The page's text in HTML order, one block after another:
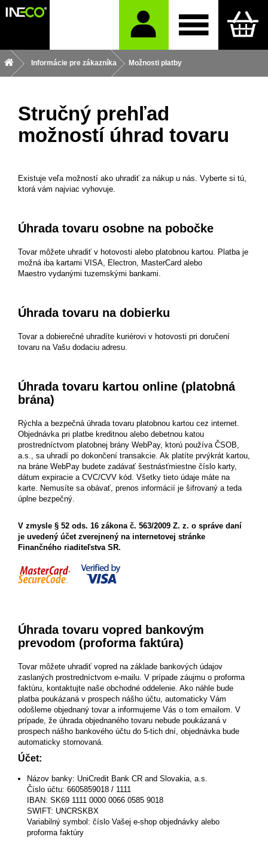
Informácie pre zákazníka Možnosti platby
Stručný prehľad
možností úhrad tovaru
Existuje veľa možností ako uhradiť za nákup u nás. Vyberte si tú,
ktorá vám najviac vyhovuje.
Úhrada tovaru osobne na pobočke
Tovar môžete uhradiť v hotovosti alebo platobnou kartou. Platba je
možná iba kartami VISA, Electron, MasterCard alebo
Maestro vydanými tuzemskými bankami.
Úhrada tovaru na dobierku
Tovar a dobierečné uhradíte kuriérovi v hotovosti pri doručení
tovaru na Vašu dodaciu adresu.
Úhrada tovaru kartou online (platobná
brána)
Rýchla a bezpečná úhrada tovaru platobnou kartou cez internet.
Objednávka pri platbe kreditnou alebo debetnou katou
prostredníctvom platobnej brány WebPay, ktorú používa ČSOB,
a.s., sa uhradí po dokončení transakcie. Ak platíte prvýkrát kartou,
na bráne WebPay budete zadávať šestnásťmiestne číslo karty,
dátum expiracie a CVC/CVV kód. Všetky tieto údaje máte na
karte. Nemusíte sa obávať, prenos informácií je šifrovaný a teda
úplne bezpečný.
V zmysle § 52 ods. 16 zákona č. 563/2009 Z. z. o správe daní
je uvedený účet zverejnený na internetovej stránke
Finančného riaditeľstva SR.
Úhrada tovaru vopred bankovým
prevodom (proforma faktúra)
Tovar môžete uhradiť vopred na základe bankových údajov
zaslaných prostredníctvom e-mailu. V prípade záujmu o proforma
faktúru, kontaktujte naše obchodné oddelenie. Ako náhle bude
platba poukázaná v prospech nášho účtu, automaticky Vám
odošleme objednaný tovar a informujeme Vás o tom emailom. V
prípade, že úhrada objednaného tovaru nebude poukázaná v
prospech nášho bankového účtu do 5-tich dní, objednávka bude
automaticky stornovaná.
Účet:
Názov banky: UniCredit Bank CR and Slovakia, a.s.
Číslo účtu: 6605859018 / 1111
IBAN: SK69 1111 0000 0066 0585 9018
SWIFT: UNCRSKBX
Variabilný symbol: číslo Vašej e-shop objednávky alebo
proforma faktúry